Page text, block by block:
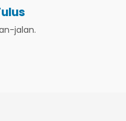
jalan.